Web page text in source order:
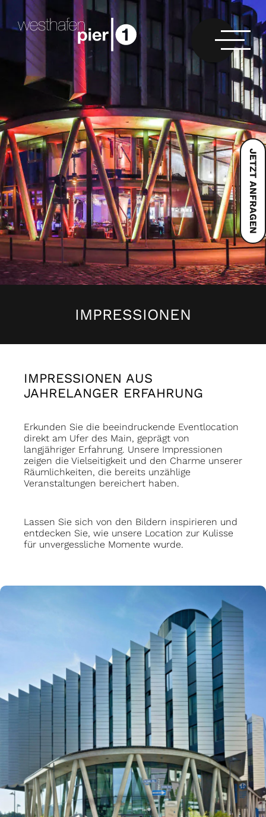
JETZT ANFRAGEN
IMPRESSIONEN
IMPRESSIONEN AUS
JAHRELANGER ERFAHRUNG
Erkunden Sie die beeindruckende Eventlocation
direkt am Ufer des Main, geprägt von
langjähriger Erfahrung. Unsere Impressionen
zeigen die Vielseitigkeit und den Charme unserer
Räumlichkeiten, die bereits unzählige
Veranstaltungen bereichert haben.
Lassen Sie sich von den Bildern inspirieren und
entdecken Sie, wie unsere Location zur Kulisse
für unvergessliche Momente wurde.